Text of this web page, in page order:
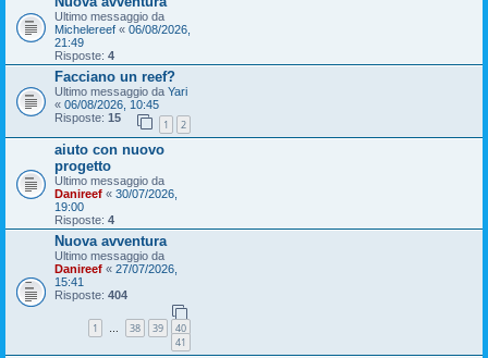
Ultimo messaggio da
Michelereef « 06/08/2026,
21:49
Risposte: 4
Facciano un reef?
Ultimo messaggio da Yari
« 06/08/2026, 10:45
Risposte: 15 1 2
aiuto con nuovo
progetto
Ultimo messaggio da
Danireef « 30/07/2026,
19:00
Risposte: 4
Nuova avventura
Ultimo messaggio da
Danireef « 27/07/2026,
15:41
Risposte: 404
1 … 38 39
40
41